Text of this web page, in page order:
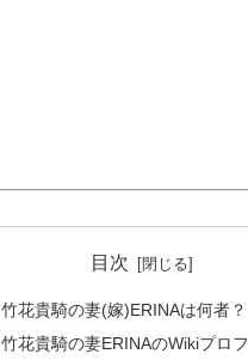
目次
竹花貴騎の妻(嫁)ERINAは何者？
竹花貴騎の妻ERINAのWikiプロ